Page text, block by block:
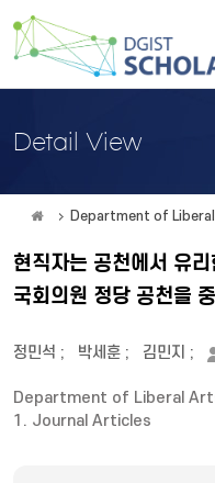
Detail View
Department of
현직자는 공천에서 유
국회의원 정당 공천을
정민석 ; 박세훈 ; 김민지 ;
Department of Liberal
1. Journal Articles